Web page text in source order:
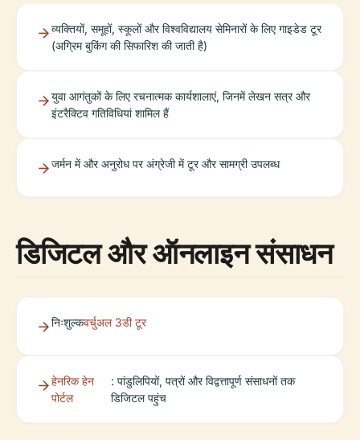
व्यक्तियों, समूहों, स्कूलों और विश्वविद्यालय सेमिनारों के लिए गाइडेड टूर
(अग्रिम बुकिंग की सिफारिश की जाती है)
युवा आगंतुकों के लिए रचनात्मक कार्यशालाएं, जिनमें लेखन सत्र और
इंटरैक्टिव गतिविधियां शामिल हैं
जर्मन में और अनुरोध पर अंग्रेजी में टूर और सामग्री उपलब्ध
डिजिटल और ऑनलाइन संसाधन
निःशुल्कवर्चुअल 3डी टूर
हेनरिक हेन
पोर्टल
: पांडुलिपियों, पत्रों और विद्वत्तापूर्ण संसाधनों तक
डिजिटल पहुंच